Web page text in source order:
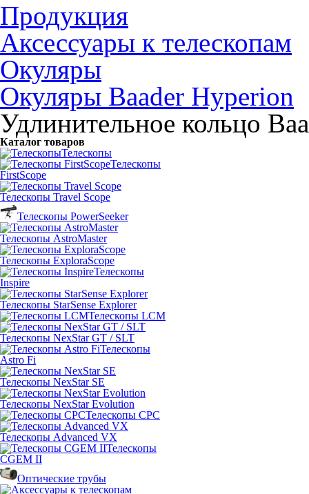
Продукция
Аксессуары к телескопам
Окуляры
Окуляры Baader Hyperion
Удлинительное кольцо
Каталог товаров
Телескопы
Телескопы
FirstScope
Телескопы Travel Scope
Телескопы PowerSeeker
Телескопы AstroMaster
Телескопы ExploraScope
Телескопы
Inspire
Телескопы StarSense Explorer
Телескопы LCM
Телескопы NexStar GT / SLT
Телескопы
Astro Fi
Телескопы NexStar SE
Телескопы NexStar Evolution
Телескопы CPC
Телескопы Advanced VX
Телескопы
CGEM II
Оптические трубы